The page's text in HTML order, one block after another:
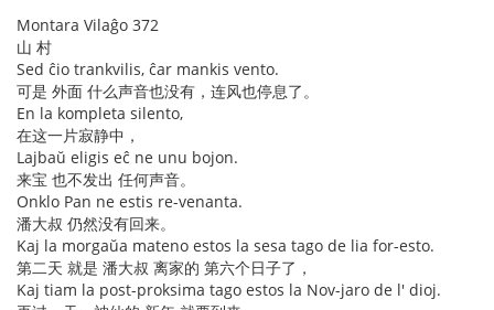
Montara Vilaĝo 372
山 村
Sed ĉio trankvilis, ĉar mankis vento.
可是 外面 什么声音也没有，连风也停息了。
En la kompleta silento,
在这一片寂静中，
Lajbaŭ eligis eĉ ne unu bojon.
来宝 也不发出 任何声音。
Onklo Pan ne estis re-venanta.
潘大叔 仍然没有回来。
Kaj la morgaŭa mateno estos la sesa tago de lia for-esto.
第二天 就是 潘大叔 离家的 第六个日子了，
Kaj tiam la post-proksima tago estos la Nov-jaro de l' dioj.